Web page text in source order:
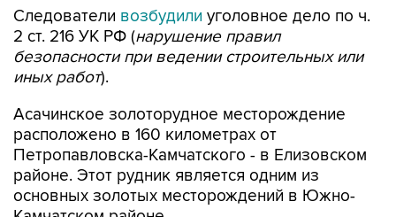
Следователи возбудили уголовное дело по ч.
2 ст. 216 УК РФ (нарушение правил
безопасности при ведении строительных или
иных работ).
Асачинское золоторудное месторождение
расположено в 160 километрах от
Петропавловска-Камчатского - в Елизовском
районе. Этот рудник является одним из
основных золотых месторождений в Южно-